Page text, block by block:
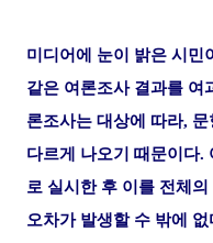
미디어에 눈이 밝은 시민
같은 여론조사 결과를 여
론조사는 대상에 따라,
다르게 나오기 때문이다.
로 실시한 후 이를 전체
오차가 발생할 수 밖에